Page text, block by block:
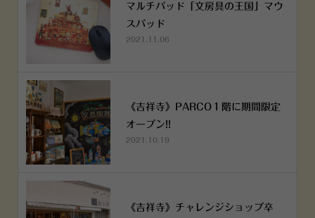
マルチパッド「文房具の王国」マウ
スパッド
2021.11.06
《吉祥寺》PARCO１階に期間限定
オープン!!
2021.10.19
《吉祥寺》チャレンジショップ卒